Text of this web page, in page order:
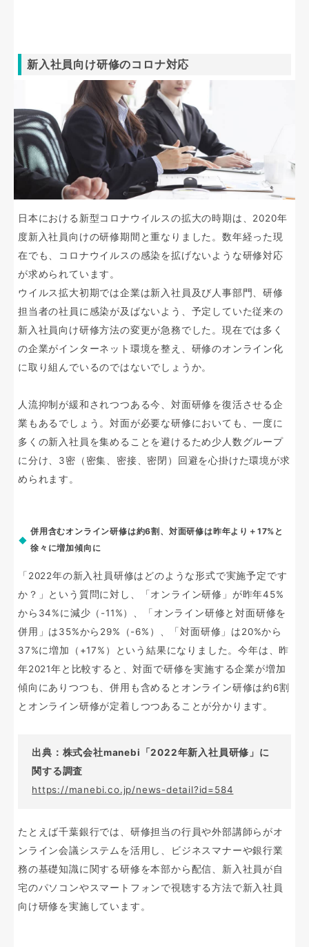
新入社員向け研修のコロナ対応
日本における新型コロナウイルスの拡大の時期は、2020年
度新入社員向けの研修期間と重なりました。数年経った現
在でも、コロナウイルスの感染を拡げないような研修対応
が求められています。
ウイルス拡大初期では企業は新入社員及び人事部門、研修
担当者の社員に感染が及ばないよう、予定していた従来の
新入社員向け研修方法の変更が急務でした。現在では多く
の企業がインターネット環境を整え、研修のオンライン化
に取り組んでいるのではないでしょうか。
人流抑制が緩和されつつある今、対面研修を復活させる企
業もあるでしょう。対面が必要な研修においても、一度に
多くの新入社員を集めることを避けるため少人数グループ
に分け、3密（密集、密接、密閉）回避を心掛けた環境が求
められます。
併用含むオンライン研修は約6割、対面研修は昨年より＋17%と
徐々に増加傾向に
「2022年の新入社員研修はどのような形式で実施予定です
か？」という質問に対し、「オンライン研修」が昨年45%
から34%に減少（-11%）、「オンライン研修と対面研修を
併用」は35%から29%（-6%）、「対面研修」は20%から
37%に増加（+17%）という結果になりました。今年は、昨
年2021年と比較すると、対面で研修を実施する企業が増加
傾向にありつつも、併用も含めるとオンライン研修は約6割
とオンライン研修が定着しつつあることが分かります。
出典：株式会社manebi「2022年新入社員研修」に
関する調査
https://manebi.co.jp/news-detail?id=584
たとえば千葉銀行では、研修担当の行員や外部講師らがオ
ンライン会議システムを活用し、ビジネスマナーや銀行業
務の基礎知識に関する研修を本部から配信、新入社員が自
宅のパソコンやスマートフォンで視聴する方法で新入社員
向け研修を実施しています。